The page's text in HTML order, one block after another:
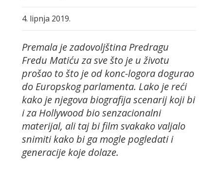
4. lipnja 2019.
Premala je zadovoljština Predragu
Fredu Matiću za sve što je u životu
prošao to što je od konc-logora dogurao
do Europskog parlamenta. Lako je reći
kako je njegova biografija scenarij koji bi
i za Hollywood bio senzacionalni
materijal, ali taj bi film svakako valjalo
snimiti kako bi ga mogle pogledati i
generacije koje dolaze.